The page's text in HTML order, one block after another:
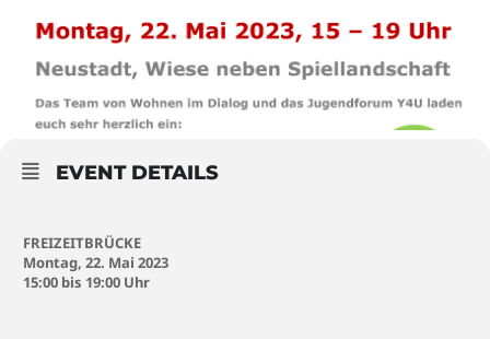
EVENT DETAILS
FREIZEITBRÜCKE
Montag, 22. Mai 2023
15:00 bis 19:00 Uhr